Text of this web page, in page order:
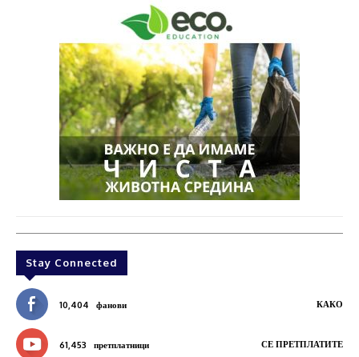
Stay Connected
10,404 фанови КАКО
61,453 претплатници СЕ ПРЕТПЛАТИТЕ